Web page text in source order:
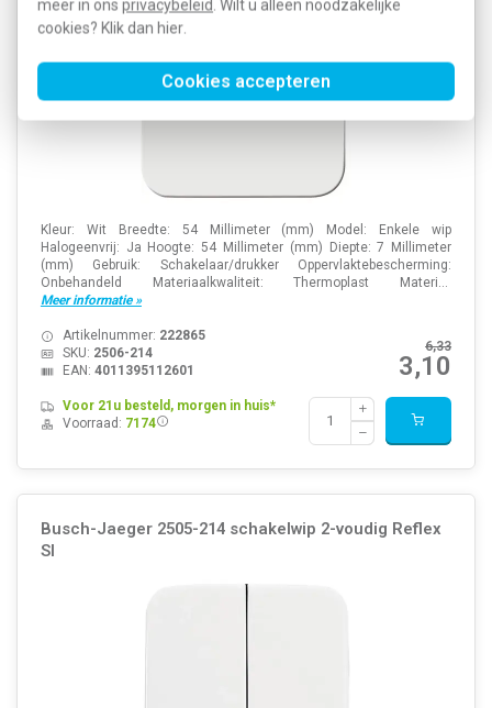
meer in ons privacybeleid. Wilt u alleen noodzakelijke
cookies? Klik dan hier.
Cookies accepteren
Kleur: Wit Breedte: 54 Millimeter (mm) Model: Enkele wip
Halogeenvrij: Ja Hoogte: 54 Millimeter (mm) Diepte: 7 Millimeter
(mm) Gebruik: Schakelaar/drukker Oppervlaktebescherming:
Onbehandeld Materiaalkwaliteit: Thermoplast Materi...
Meer informatie »
6,33
3,10
Artikelnummer: 222865
SKU: 2506-214
EAN: 4011395112601
Voor 21u besteld, morgen in huis*
Voorraad: 7174
Busch-Jaeger 2505-214 schakelwip 2-voudig Reflex
SI